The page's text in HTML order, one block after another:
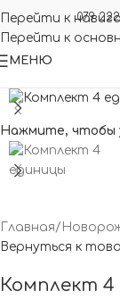
Перейти к
Перейти к
079
МЕНЮ
Нажмите, чтобы
Главная/
Вернуться к
Комплект